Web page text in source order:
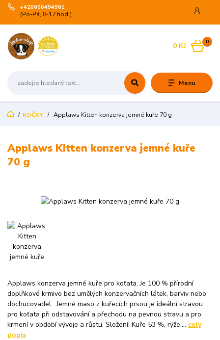
Menu
+420606494961
(Po-Pá, 8-17 hod.)
0
0 Kč
KOČKY Applaws Kitten konzerva jemné kuře 70 g
Applaws Kitten konzerva jemné kuře
70 g
Applaws konzerva jemné kuře pro koťata. Je 100 % přírodní
doplňkové krmivo bez umělých konzervačních látek, barviv nebo
dochucovadel. Jemné maso z kuřecích prsou je ideální stravou
pro koťata při odstavování a přechodu na pevnou stravu a pro
krmení v období vývoje a růstu. Složení: Kuře 53 %, rýže,... celý
popis